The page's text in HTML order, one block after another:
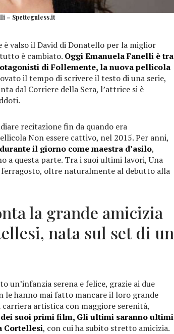
– Spetteguless.it
è valso il David di Donatello per la miglior
è cambiato. Oggi Emanuela Fanelli è tra
di Follemente, la nuova pellicola
il tempo di scrivere il testo di una serie,
dal Corriere della Sera, l’attrice si è
recitazione fin da quando era
Non essere cattivo, nel 2015. Per anni,
il giorno come maestra d’asilo,
a questa parte. Tra i suoi ultimi lavori, Una
oltre naturalmente al debutto alla
la grande amicizia
nata sul set di un
un’infanzia serena e felice, grazie ai due
le hanno mai fatto mancare il loro grande
artistica con maggiore serenità,
suoi primi film, Gli ultimi saranno ultimi
Cortellesi, con cui ha subito stretto amicizia.